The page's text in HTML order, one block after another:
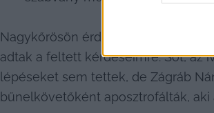
Nagykőrösön érdekes módon
adtak a feltett kérdéseimre. Sőt, az
lépéseket sem tettek, de Zágráb
bűnelkövetőként aposztrofálták, aki